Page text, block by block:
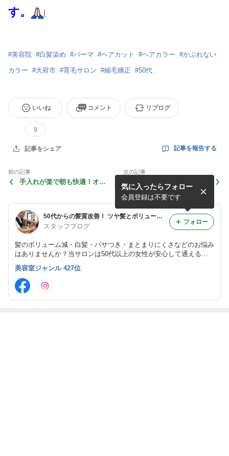
す。
#美容院 #白髪染め #パーマ #ヘアカット #ヘアカラー #かぶれない
カラー #大府市 #育毛サロン #縮毛矯正 #50代
いいね
9
コメント リブログ
記事をシェア 記事を報告する
前の記事
手入れが楽で朝も快適！オズ
ト
次の記事
久しぶりのブログでのニュー
スレターの案内！ 大府 美容
室オズ
50代からの髪質改善！ ツヤ髪とボリュームで若見えスタイル。 大府市JR共和駅周辺で美容室・美容院をお探しなら美容室オズ
スタッフブログ
髪のボリューム減・白髪・パサつき・まとまりにくさなどのお悩み
はありませんか？当サロンは50代以上の女性が安心して通える美
容室。髪や頭皮に優しい最新技術を活用し、お手入れしやすいスタ
イルを提案します。丁寧なカウンセリングで理想の髪へ導きます！
気に入ったらフォロー
会員登録は不要です
フォロー
美容室ジャンル 427位